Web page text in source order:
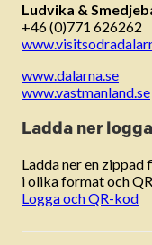
Ludvika &
+46 (0)771 626262
www.dalarna.se
www.vastmanland.se
Ladda ner
Ladda ner en zippad
i olika format och
Logga och QR-kod